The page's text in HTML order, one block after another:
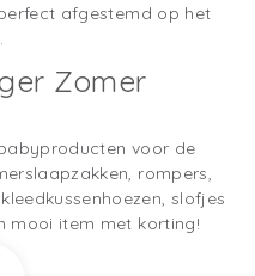
afgestemd op het
Zomer
voor de
rompers,
slofjes
mooi item met korting!